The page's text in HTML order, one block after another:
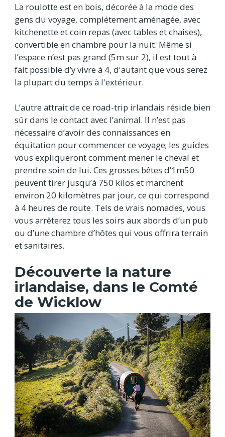
La roulotte est en bois, décorée à la mode des
gens du voyage, complétement aménagée, avec
kitchenette et coin repas (avec tables et chaises),
convertible en chambre pour la nuit. Même si
l’espace n’est pas grand (5m sur 2), il est tout à
fait possible d’y vivre à 4, d'autant que vous serez
la plupart du temps à l'extérieur.
L’autre attrait de ce road-trip irlandais réside bien
sûr dans le contact avec l’animal. Il n’est pas
nécessaire d’avoir des connaissances en
équitation pour commencer ce voyage; les guides
vous expliqueront comment mener le cheval et
prendre soin de lui. Ces grosses bêtes d’1m50
peuvent tirer jusqu’à 750 kilos et marchent
environ 20 kilomètres par jour, ce qui correspond
à 4 heures de route. Tels de vrais nomades, vous
vous arrêterez tous les soirs aux abords d’un pub
ou d’une chambre d’hôtes qui vous offrira terrain
et sanitaires.
Découverte la nature
irlandaise, dans le Comté
de Wicklow